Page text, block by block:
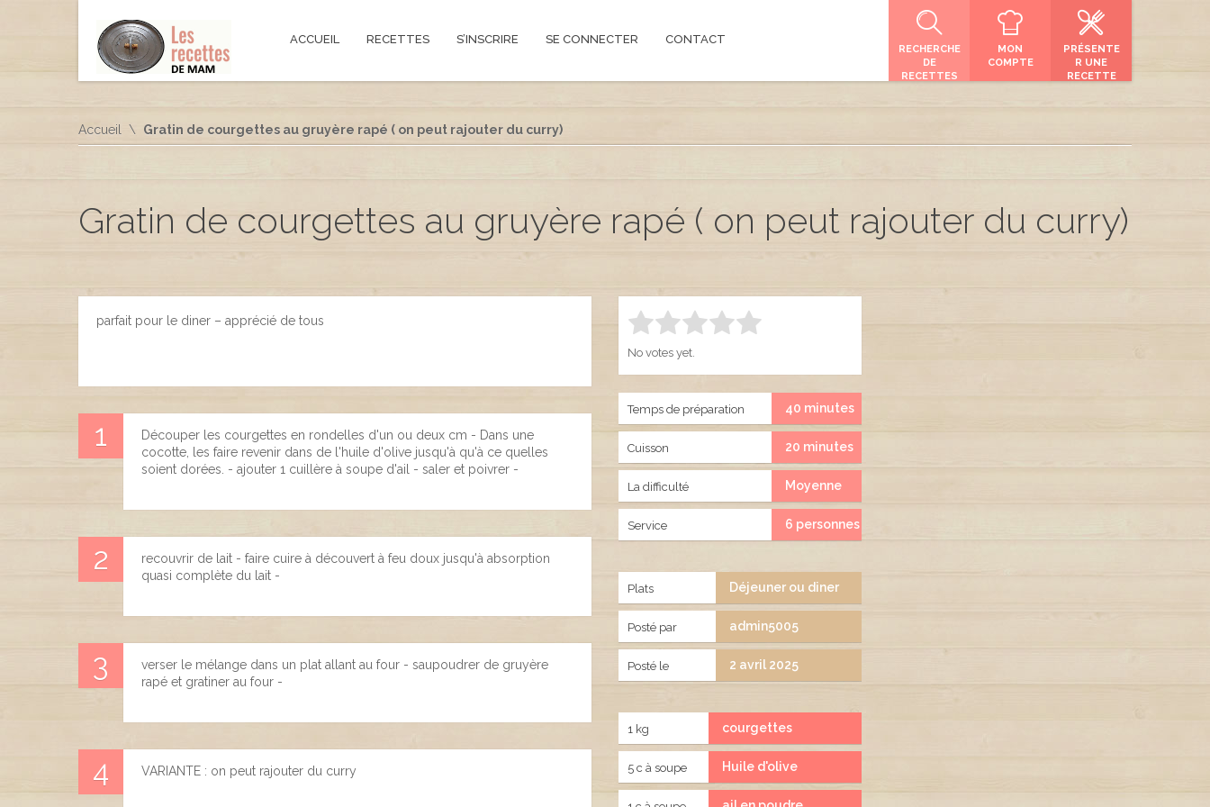
ACCUEIL RECETTES S’INSCRIRE SE CONNECTER CONTACT
RECHERCHE
DE
RECETTES
MON
COMPTE
PRÉSENTE
R UNE
RECETTE
Accueil Gratin de courgettes au gruyère rapé ( on peut rajouter du curry)
Gratin de courgettes au gruyère rapé ( on peut rajouter du curry)
Rate this item: 1.00 SUBMIT RATING
No votes yet.
Temps de préparation 40 minutes
Cuisson 20 minutes
La difficulté Moyenne
Service 6 personnes
Plats Déjeuner ou diner
Posté par admin5005
Posté le 2 avril 2025
1 kg courgettes
5 c à soupe Huile d'olive
parfait pour le diner – apprécié de tous
Découper les courgettes en rondelles d'un ou deux cm - Dans une
cocotte, les faire revenir dans de l'huile d'olive jusqu'à qu'à ce quelles
soient dorées. - ajouter 1 cuillère à soupe d'ail - saler et poivrer -
recouvrir de lait - faire cuire à découvert à feu doux jusqu'à absorption
quasi complète du lait -
verser le mélange dans un plat allant au four - saupoudrer de gruyère
rapé et gratiner au four -
VARIANTE : on peut rajouter du curry